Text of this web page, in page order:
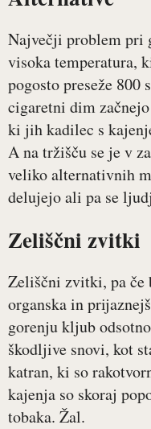
Največji problem pri
visoka temperatura,
pogosto preseže
cigaretni dim
ki jih kadilec s
A na tržišču se je v
veliko alternativnih
delujejo ali pa se
Zeliščni zvitki
Zeliščni zvitki, pa
organska in
gorenju kljub
škodljive snovi, kot
katran, ki so
kajenja so skoraj
tobaka. Žal.